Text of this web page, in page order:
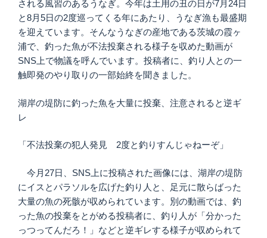
される風習のあるうなぎ。今年は土用の丑の日が7月24日
と8月5日の2度巡ってくる年にあたり、うなぎ漁も最盛期
を迎えています。そんなうなぎの産地である茨城の霞ヶ
浦で、釣った魚が不法投棄される様子を収めた動画が
SNS上で物議を呼んでいます。投稿者に、釣り人との一
触即発のやり取りの一部始終を聞きました。
湖岸の堤防に釣った魚を大量に投棄、注意されると逆ギ
レ
「不法投棄の犯人発見 2度と釣りすんじゃねーぞ」
今月27日、SNS上に投稿された画像には、湖岸の堤防
にイスとパラソルを広げた釣り人と、足元に散らばった
大量の魚の死骸が収められています。別の動画では、釣
った魚の投棄をとがめる投稿者に、釣り人が「分かった
っつってんだろ！」などと逆ギレする様子が収められて